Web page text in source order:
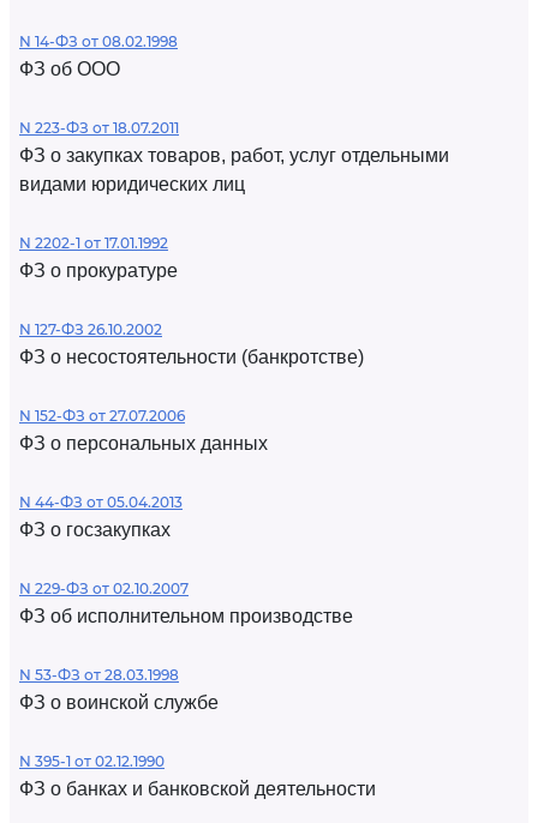
N 14-ФЗ от 08.02.1998
ФЗ об ООО
N 223-ФЗ от 18.07.2011
ФЗ о закупках товаров, работ, услуг отдельными
видами юридических лиц
N 2202-1 от 17.01.1992
ФЗ о прокуратуре
N 127-ФЗ 26.10.2002
ФЗ о несостоятельности (банкротстве)
N 152-ФЗ от 27.07.2006
ФЗ о персональных данных
N 44-ФЗ от 05.04.2013
ФЗ о госзакупках
N 229-ФЗ от 02.10.2007
ФЗ об исполнительном производстве
N 53-ФЗ от 28.03.1998
ФЗ о воинской службе
N 395-1 от 02.12.1990
ФЗ о банках и банковской деятельности